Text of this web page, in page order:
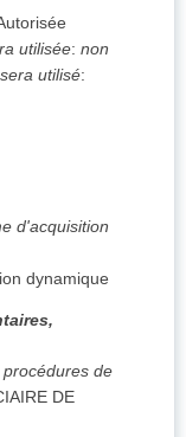
utilisée: non
utilisé:
d'acquisition
dynamique
de
DE